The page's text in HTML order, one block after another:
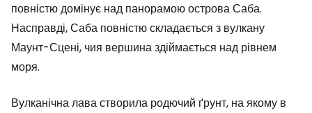
повністю домінує над панорамою острова Саба.
Насправді, Саба повністю складається з вулкану
Маунт-Сцені, чия вершина здіймається над рівнем
моря.
Вулканічна лава створила родючий ґрунт, на якому в